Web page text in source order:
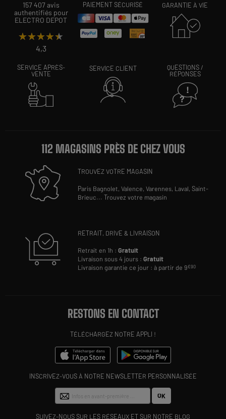
157 407 avis
authentifiés pour
ELECTRO DEPOT
★★★★★
★★★★★
4,3
PAIEMENT SÉCURISÉ GARANTIE À VIE
SERVICE APRÈS-
VENTE
SERVICE CLIENT
QUESTIONS /
RÉPONSES
112 MAGASINS PRÈS DE CHEZ VOUS
TROUVEZ VOTRE MAGASIN
Paris Bagnolet,Valence,Varennes, Laval,Saint-
Brieuc...Trouvez votre magasin
RETRAIT, DRIVE & LIVRAISON
Retrait en 1h :Gratuit
Livraison sous 4 jours :Gratuit
Livraison garantie ce jour : à partir de 9€90
RESTONS EN CONTACT
TÉLÉCHARGEZ NOTRE APPLI !
INSCRIVEZ-VOUS À NOTRE NEWSLETTER PERSONNALISÉE
OK
SUIVEZ-NOUS SUR LES RÉSEAUX ET SUR NOTRE BLOG